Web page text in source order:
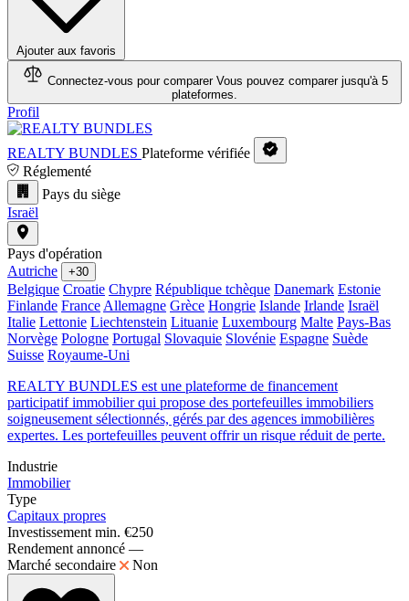
Ajouter aux favoris
Connectez-vous pour comparer Vous pouvez comparer jusqu'à 5
plateformes.
Profil
REALTY BUNDLES Plateforme vérifiée
Réglementé
Pays du siège
Israël
Pays d'opération
Autriche
+30
Belgique Croatie Chypre République tchèque Danemark Estonie
Finlande France Allemagne Grèce Hongrie Islande Irlande Israël
Italie Lettonie Liechtenstein Lituanie Luxembourg Malte Pays-Bas
Norvège Pologne Portugal Slovaquie Slovénie Espagne Suède
Suisse Royaume-Uni
REALTY BUNDLES est une plateforme de financement
participatif immobilier qui propose des portefeuilles immobiliers
soigneusement sélectionnés, gérés par des agences immobilières
expertes. Les portefeuilles peuvent offrir un risque réduit de perte.
Industrie
Immobilier
Type
Capitaux propres
Investissement min. €250
Rendement annoncé —
Marché secondaire
Non